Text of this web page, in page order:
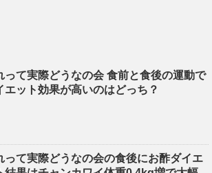
って実際どうなの会 食前と食後の運動で
エット効果が高いのはどっち？
って実際どうなの会の食後にお酢ダイエ